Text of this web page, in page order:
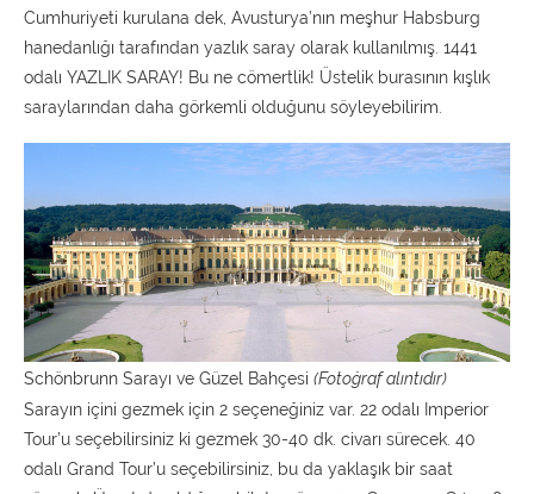
Cumhuriyeti kurulana dek, Avusturya’nın meşhur Habsburg
hanedanlığı tarafından yazlık saray olarak kullanılmış. 1441
odalı YAZLIK SARAY! Bu ne cömertlik! Üstelik burasının kışlık
saraylarından daha görkemli olduğunu söyleyebilirim.
Schönbrunn Sarayı ve Güzel Bahçesi (Fotoğraf alıntıdır)
Sarayın içini gezmek için 2 seçeneğiniz var. 22 odalı Imperior
Tour’u seçebilirsiniz ki gezmek 30-40 dk. civarı sürecek. 40
odalı Grand Tour’u seçebilirsiniz, bu da yaklaşık bir saat